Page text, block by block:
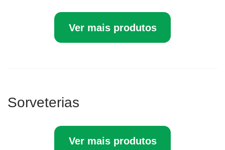
Ver mais produtos
Sorveterias
Ver mais produtos